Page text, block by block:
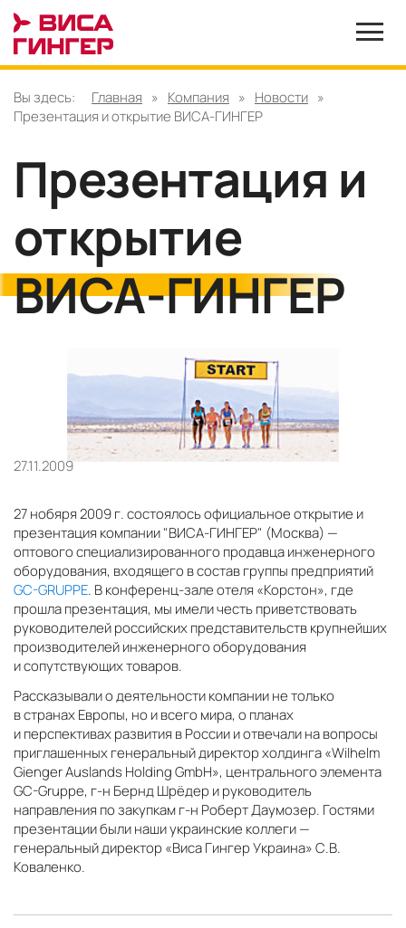
Вы здесь: Главная » Компания » Новости »
Презентация и открытие ВИСА-ГИНГЕР
Презентация и
открытие
ВИСА-ГИНГЕР
27.11.2009
27 нобяря 2009 г. состоялось официальное открытие и
презентация компании "ВИСА-ГИНГЕР" (Москва) —
оптового специализированного продавца инженерного
оборудования, входящего в состав группы предприятий
GC-GRUPPE. В конференц-зале отеля «Корстон», где
прошла презентация, мы имели честь приветствовать
руководителей российских представительств крупнейших
производителей инженерного оборудования
и сопутствующих товаров.
Рассказывали о деятельности компании не только
в странах Европы, но и всего мира, о планах
и перспективах развития в России и отвечали на вопросы
приглашенных генеральный директор холдинга «Wilhelm
Gienger Auslands Holding GmbH», центрального элемента
GC-Gruppe, г-н Бернд Шрёдер и руководитель
направления по закупкам г-н Роберт Даумозер. Гостями
презентации были наши украинские коллеги —
генеральный директор «Виса Гингер Украина» С.В.
Коваленко.